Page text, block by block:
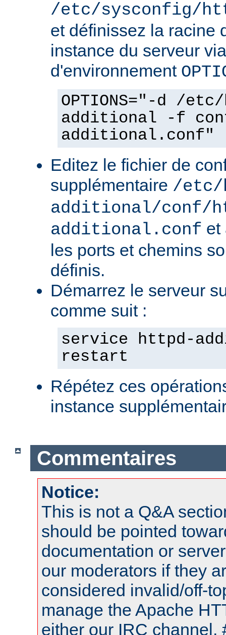
/etc/sysconfig/
et définissez la racine
instance du serveur
d'environnement
OPTIONS="-d /
additional -f
additional.conf"
Editez le fichier de
supplémentaire /etc/
additional/conf/
additional.conf et
les ports et chemins
définis.
Démarrez le serveur
comme suit :
service httpd-
restart
Répétez ces
instance
Commentaires
Notice:
This is not a Q&A
should be pointed
documentation or
our moderators if they
considered invalid/off-
manage the Apache
either our IRC channel,